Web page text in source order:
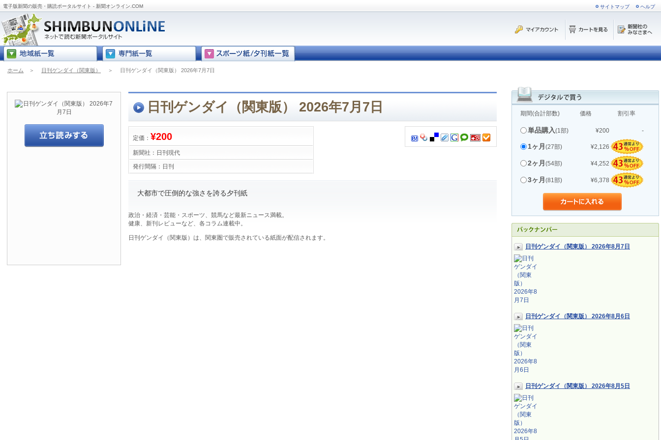
電子版新聞の販売・購読ポータルサイト - 新聞オンライン.COM サイトマップ ヘルプ
ホーム ＞ 日刊ゲンダイ（関東版） ＞ 日刊ゲンダイ（関東版） 2026年7月7日
期間(合計部数) 価格 割引率
単品購入(1部) ¥200 -
1ヶ月 (27部) ¥2,126
2ヶ月 (54部) ¥4,252
3ヶ月 (81部) ¥6,378
日刊ゲンダイ（関東版） 2026年8月7日
日刊ゲンダイ（関東版） 2026年8月6日
日刊ゲンダイ（関東版） 2026年8月5日
日刊ゲンダイ（関東版） 2026年7月7日
定価： ¥200
新聞社： 日刊現代
発行間隔： 日刊
大都市で圧倒的な強さを誇る夕刊紙
政治・経済・芸能・スポーツ、競馬など最新ニュース満載。
健康、新刊レビューなど、各コラム連載中。
日刊ゲンダイ（関東版）は、関東圏で販売されている紙面が配信されます。